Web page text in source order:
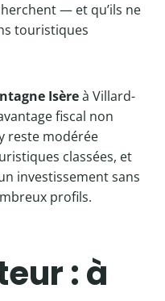
— et qu’ils ne
touristiques
Isèreà Villard-
fiscal non
reste modérée
classées, et
investissement sans
profils.
: à